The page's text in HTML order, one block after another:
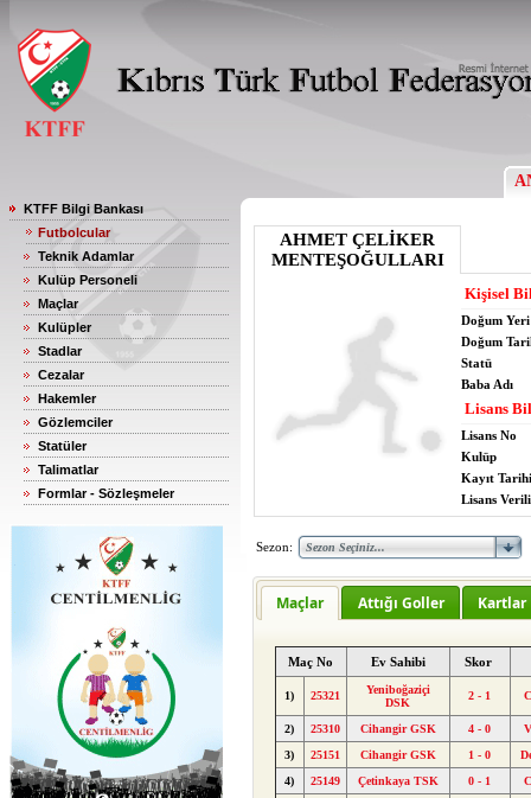
KTFF Bilgi Bankası
Futbolcular
Teknik Adamlar
Kulüp Personeli
Maçlar
Kulüpler
Stadlar
Cezalar
Hakemler
Gözlemciler
Statüler
Talimatlar
Formlar - Sözleşmeler
AHMET ÇELİKER
MENTEŞOĞULLARI
Kişisel
Doğum Yeri
Doğum
Statü
Baba Adı
Lisans
Lisans No
Kulüp
Kayıt Tarihi
Lisans
Sezon:
Maçlar Attığı Goller Kartlar
Maç No Ev Sahibi Skor
1) 25321
Yeniboğaziçi
DSK
2 - 1
2) 25310 Cihangir GSK 4 - 0
3)
25151 Cihangir GSK 1 - 0
4)
25149 Çetinkaya TSK 0 - 1